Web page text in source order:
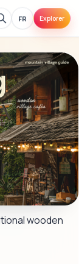
FR Explorer
wooden